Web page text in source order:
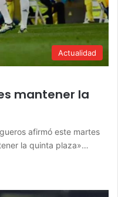
Actualidad
mantener la
afirmó este martes
la quinta plaza»…